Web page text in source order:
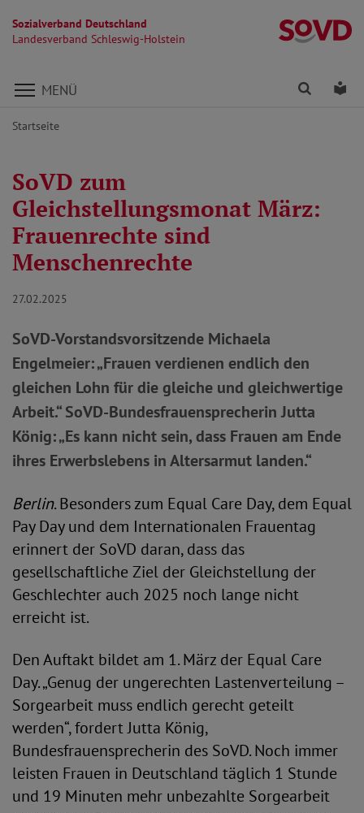
Sozialverband Deutschland
Landesverband Schleswig-Holstein
Direkt zu den Inhalten springen
MENÜ Finden
Startseite
SoVD zum
Gleichstellungsmonat März:
Frauenrechte sind
Menschenrechte
27.02.2025
SoVD-Vorstandsvorsitzende Michaela
Engelmeier: „Frauen verdienen endlich den
gleichen Lohn für die gleiche und gleichwertige
Arbeit.“ SoVD-Bundesfrauensprecherin Jutta
König: „Es kann nicht sein, dass Frauen am Ende
ihres Erwerbslebens in Altersarmut landen.“
Berlin. Besonders zum Equal Care Day, dem Equal
Pay Day und dem Internationalen Frauentag
erinnert der SoVD daran, dass das
gesellschaftliche Ziel der Gleichstellung der
Geschlechter auch 2025 noch lange nicht
erreicht ist.
Den Auftakt bildet am 1. März der Equal Care
Day. „Genug der ungerechten Lastenverteilung –
Sorgearbeit muss endlich gerecht geteilt
werden“, fordert Jutta König,
Bundesfrauensprecherin des SoVD. Noch immer
leisten Frauen in Deutschland täglich 1 Stunde
und 19 Minuten mehr unbezahlte Sorgearbeit